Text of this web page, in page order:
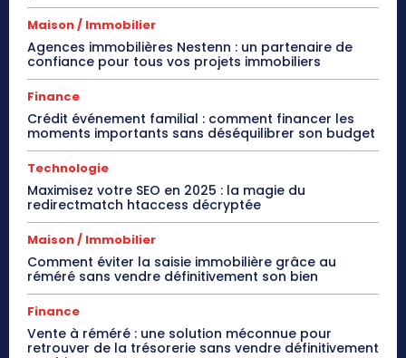
Maison / Immobilier
Agences immobilières Nestenn : un partenaire de
confiance pour tous vos projets immobiliers
Finance
Crédit événement familial : comment financer les
moments importants sans déséquilibrer son budget
Technologie
Maximisez votre SEO en 2025 : la magie du
redirectmatch htaccess décryptée
Maison / Immobilier
Comment éviter la saisie immobilière grâce au
réméré sans vendre définitivement son bien
Finance
Vente à réméré : une solution méconnue pour
retrouver de la trésorerie sans vendre définitivement